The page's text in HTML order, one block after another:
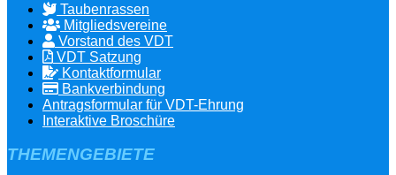
Taubenrassen
Mitgliedsvereine
Vorstand des VDT
VDT Satzung
Kontaktformular
Bankverbindung
Antragsformular für VDT-Ehrung
Interaktive Broschüre
THEMENGEBIETE